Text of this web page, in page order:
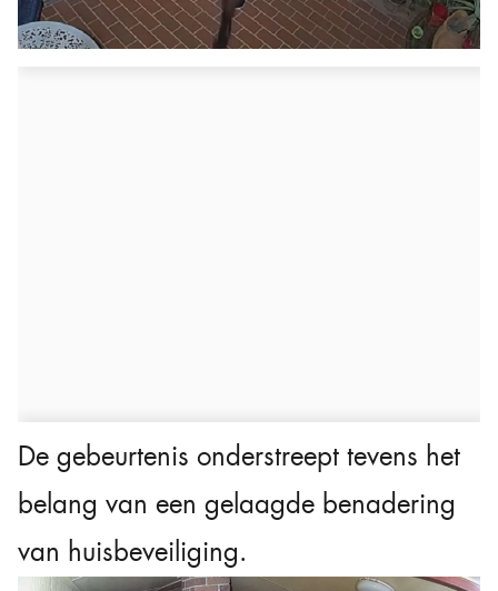
De gebeurtenis onderstreept tevens het
belang van een gelaagde benadering
van huisbeveiliging.